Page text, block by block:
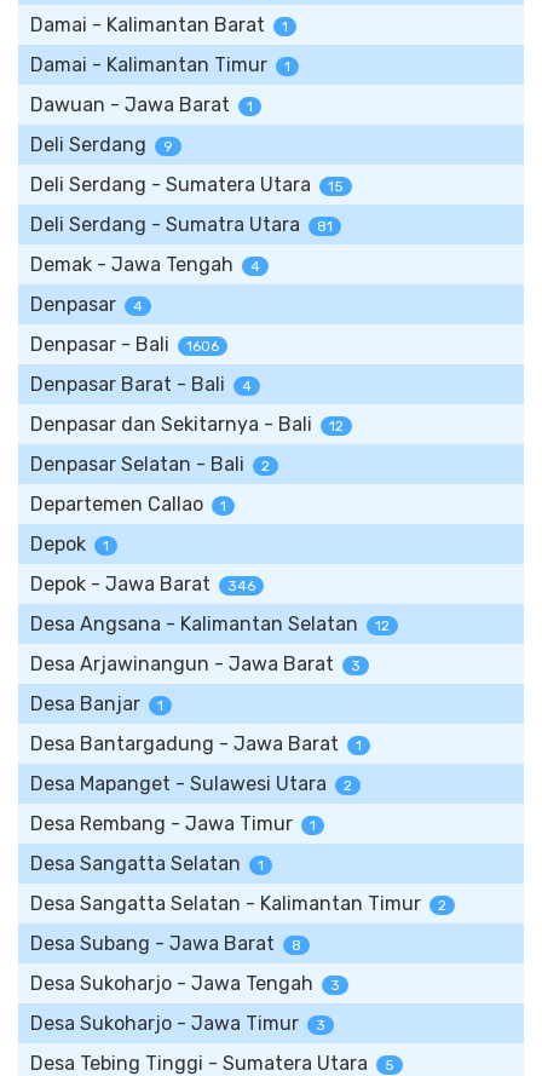
Damai - Kalimantan Barat 1
Damai - Kalimantan Timur 1
Dawuan - Jawa Barat 1
Deli Serdang 9
Deli Serdang - Sumatera Utara 15
Deli Serdang - Sumatra Utara 81
Demak - Jawa Tengah 4
Denpasar 4
Denpasar - Bali 1606
Denpasar Barat - Bali 4
Denpasar dan Sekitarnya - Bali 12
Denpasar Selatan - Bali 2
Departemen Callao 1
Depok 1
Depok - Jawa Barat 346
Desa Angsana - Kalimantan Selatan 12
Desa Arjawinangun - Jawa Barat 3
Desa Banjar 1
Desa Bantargadung - Jawa Barat 1
Desa Mapanget - Sulawesi Utara 2
Desa Rembang - Jawa Timur 1
Desa Sangatta Selatan 1
Desa Sangatta Selatan - Kalimantan Timur 2
Desa Subang - Jawa Barat 8
Desa Sukoharjo - Jawa Tengah 3
Desa Sukoharjo - Jawa Timur 3
Desa Tebing Tinggi - Sumatera Utara 5